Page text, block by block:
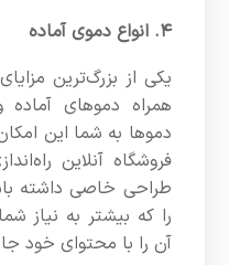
۴. انواع دموی آماده
همراه دموهای
دموها به شما این
فروشگاه آنلاین
طراحی خاصی داشته
را که بیشتر به نیاز
آن را با محتوای خود